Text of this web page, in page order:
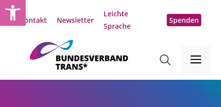
Zum
Inhalt
Kontakt Newsletter
Leichte
Sprache
Spenden